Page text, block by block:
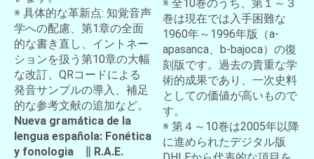
※ 具体的な革新点: 知覚音声
学への配慮、第1章の全面
的な書き直し、イントネー
ションを扱う第10章の大幅
な改訂、QRコードによる
発音サンプルの導入、補足
的な参考文献の追加など。
Nueva gramática de la
lengua española: Fonética
y fonologia ∥ R.A.E.
※ 全10巻のうち、第１～３
巻は現在では入手困難な
1960年～1996年版（a-
apasanca、b-bajoca）の復
刻版です。過去の貴重な学
術的成果であり、一次史料
としての価値が高いもので
す。
※ 第４～10巻は2005年以降
に進められたデジタル版